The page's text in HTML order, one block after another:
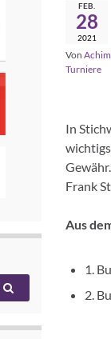
FEB.
28
2021
Von
Turniere
In
Frank
Aus
1.
2.